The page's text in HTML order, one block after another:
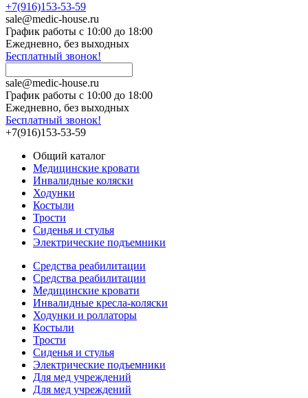
+7(916)153-53-59
sale@medic-house.ru
График работы с 10:00 до 18:00
Ежедневно, без выходных
Бесплатный звонок!
sale@medic-house.ru
График работы с 10:00 до 18:00
Ежедневно, без выходных
Бесплатный звонок!
+7(916)153-53-59
Общий каталог
Медицинские кровати
Инвалидные коляски
Ходунки
Костыли
Трости
Сиденья и стулья
Электрические подъемники
Средства реабилитации
Средства реабилитации
Медицинские кровати
Инвалидные кресла-коляски
Ходунки и роллаторы
Костыли
Трости
Сиденья и стулья
Электрические подъемники
Для мед учреждений
Для мед учреждений